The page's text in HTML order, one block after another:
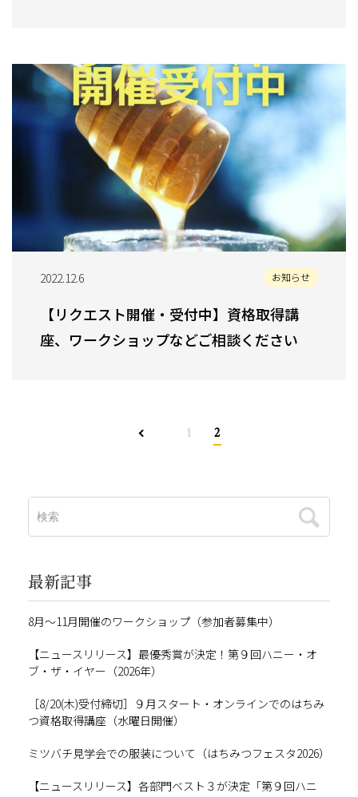
2022.12.6 お知らせ
【リクエスト開催・受付中】資格取得講
座、ワークショップなどご相談ください
1 2
最新記事
8月～11月開催のワークショップ（参加者募集中）
【ニュースリリース】最優秀賞が決定！第９回ハニー・オ
ブ・ザ・イヤー（2026年）
［8/20(木)受付締切］９月スタート・オンラインでのはちみ
つ資格取得講座（水曜日開催）
ミツバチ見学会での服装について（はちみつフェスタ2026）
【ニュースリリース】各部門ベスト３が決定「第９回ハニ